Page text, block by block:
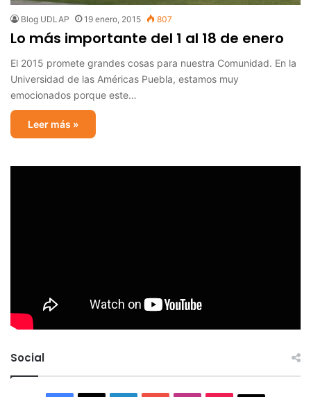
Blog UDLAP 19 enero, 2015 807
Lo más importante del 1 al 18 de enero
El 2015 promete grandes cosas para nuestra Comunidad. En la
Universidad de las Américas Puebla, estamos muy
emocionados porque este…
Leer más »
Social